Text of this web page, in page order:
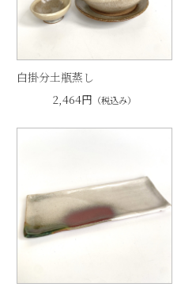
白掛分土瓶蒸し
2,464円 （税込み）